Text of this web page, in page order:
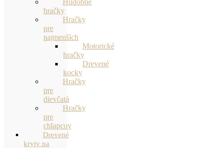
Hudobné
hračky
Hračky
pre
najmenších
Motorické
hračky
Drevené
kocky
Hračky
pre
dievčatá
Hračky
pre
chlapcov
Drevené
kryty na